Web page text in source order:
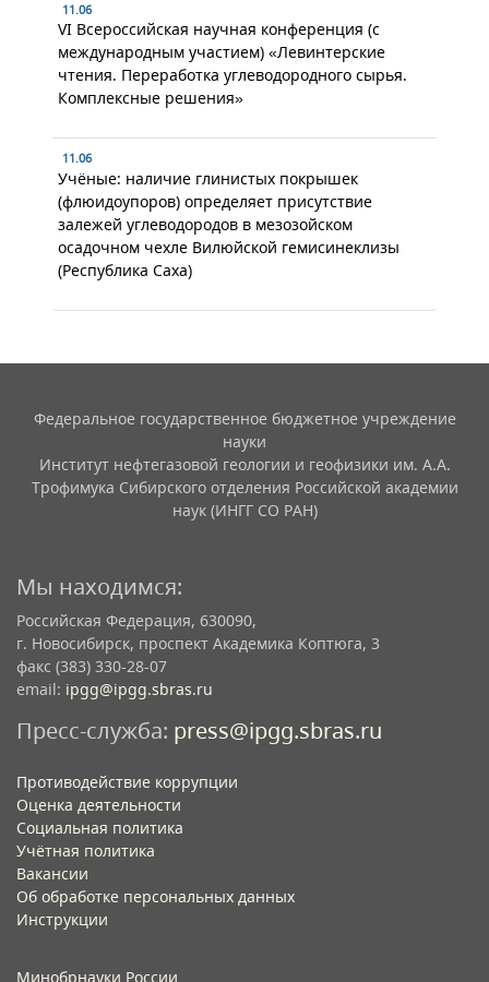
11.06
VI Всероссийская научная конференция (с
международным участием) «Левинтерские
чтения. Переработка углеводородного сырья.
Комплексные решения»
11.06
Учёные: наличие глинистых покрышек
(флюидоупоров) определяет присутствие
залежей углеводородов в мезозойском
осадочном чехле Вилюйской гемисинеклизы
(Республика Саха)
Федеральное государственное бюджетное учреждение
науки
Институт нефтегазовой геологии и геофизики им. А.А.
Трофимука Сибирского отделения Российской академии
наук (ИНГГ СО РАН)
Мы находимся:
Российская Федерация, 630090,
г. Новосибирск, проспект Академика Коптюга, 3
факс (383) 330-28-07
email: ipgg@ipgg.sbras.ru
Пресс-служба: press@ipgg.sbras.ru
Противодействие коррупции
Оценка деятельности
Социальная политика
Учётная политика​
Вакансии​
Об обработке персональных данных​
Инструкции​
Минобрнауки России